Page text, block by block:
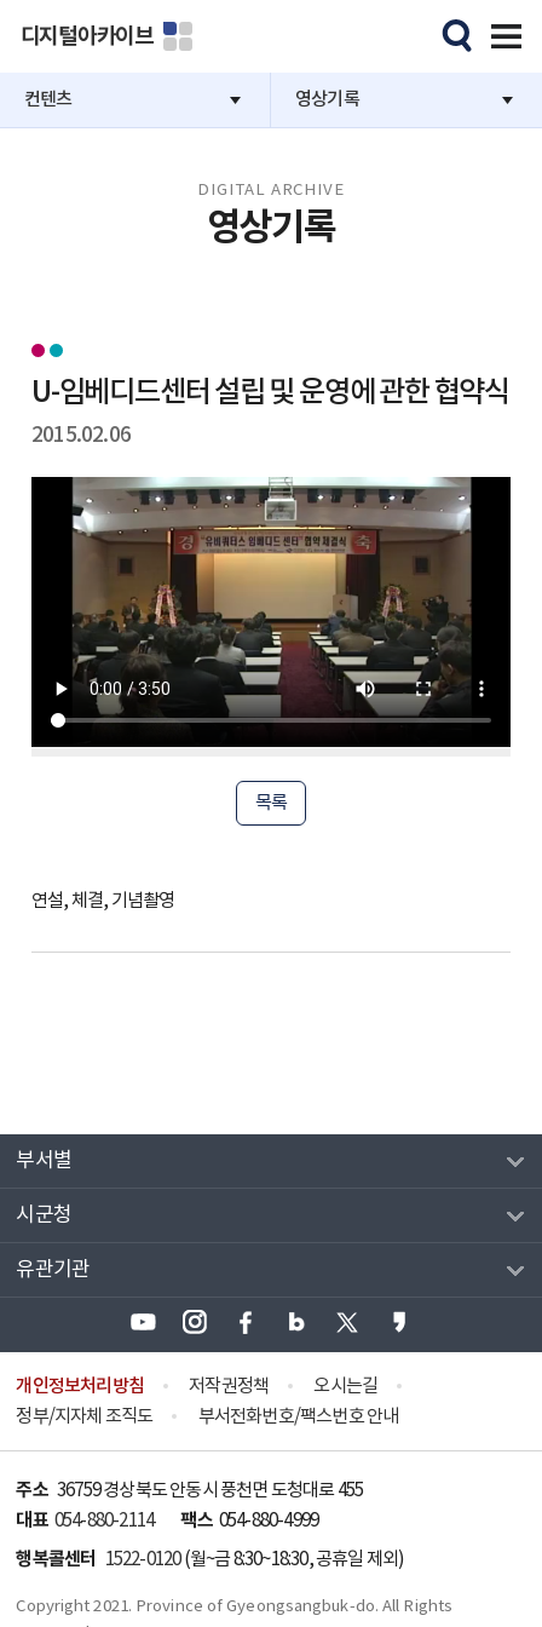
디지털아카이브
컨텐츠 영상기록
DIGITAL ARCHIVE
영상기록
U-임베디드센터 설립 및 운영에 관한 협약식
2015.02.06
목록
연설, 체결, 기념촬영
부서별
시군청
유관기관
개인정보처리방침 저작권정책
오시는길
정부/지자체 조직도
부서전화번호/팩스번호 안내
주소 36759 경상북도 안동시 풍천면 도청대로 455
대표 054-880-2114 팩스 054-880-4999
행복콜센터 1522-0120(월~금 8:30~18:30, 공휴일 제외)
Copyright 2021. Province of Gyeongsangbuk-do. All Rights